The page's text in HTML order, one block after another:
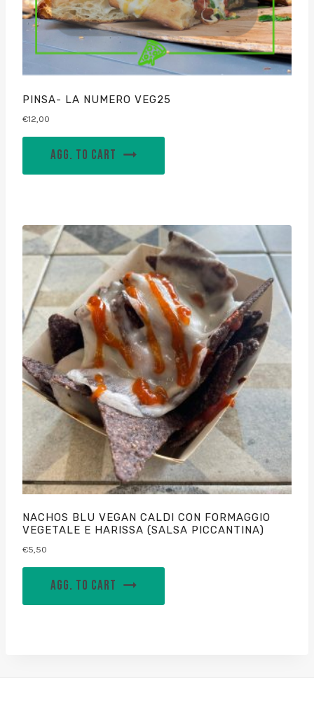
PINSA- LA NUMERO VEG25
€12,00
AGG. TO CART
NACHOS BLU VEGAN CALDI CON FORMAGGIO
VEGETALE E HARISSA (SALSA PICCANTINA)
€5,50
AGG. TO CART